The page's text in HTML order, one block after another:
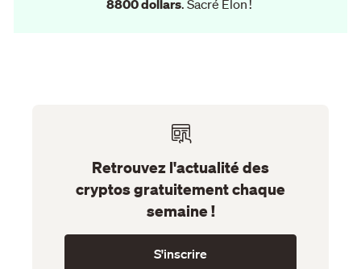
8800 dollars. Sacré Elon !
Retrouvez l'actualité des
cryptos gratuitement chaque
semaine !
S'inscrire